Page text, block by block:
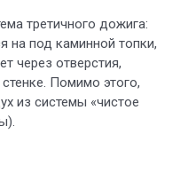
третичного дожига:
на под каминной топки,
через отверстия,
Помимо этого,
из системы «чистое